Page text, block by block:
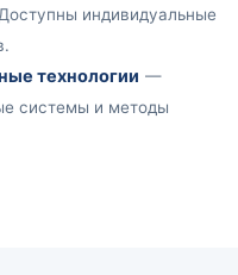
индивидуальные
технологии —
системы и методы